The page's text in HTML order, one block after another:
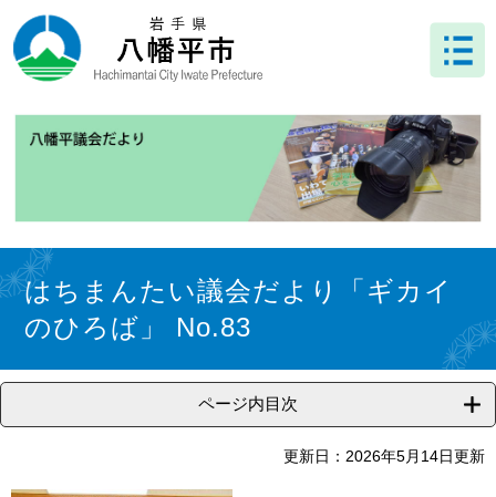
ー
ジ
ニ
ュ
文 はちまんたい議会だより「ギカイ
のひろば」 No.83
ページ内目次
更新日：2026年5月14日更新